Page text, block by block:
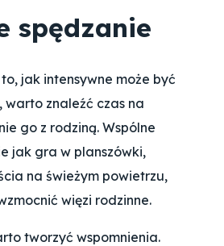
spędzanie
jak intensywne może być
warto znaleźć czas na
go z rodziną. Wspólne
jak gra w planszówki,
na świeżym powietrzu,
więzi rodzinne.
tworzyć wspomnienia.